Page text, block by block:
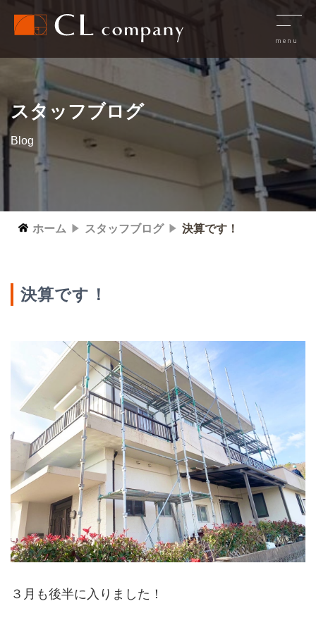
スタッフブログ
Blog
ホーム スタッフブログ 決算です！
決算です！
３月も後半に入りました！